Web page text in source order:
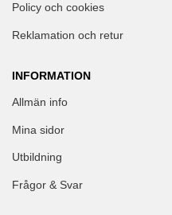
Policy och cookies
Reklamation och retur
INFORMATION
Allmän info
Mina sidor
Utbildning
Frågor & Svar